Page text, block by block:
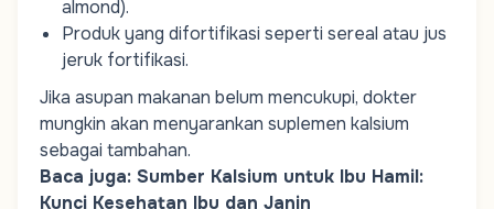
almond).
Produk yang difortifikasi seperti sereal atau jus
jeruk fortifikasi.
Jika asupan makanan belum mencukupi, dokter
mungkin akan menyarankan suplemen kalsium
sebagai tambahan.
Baca juga: Sumber Kalsium untuk Ibu Hamil:
Kunci Kesehatan Ibu dan Janin